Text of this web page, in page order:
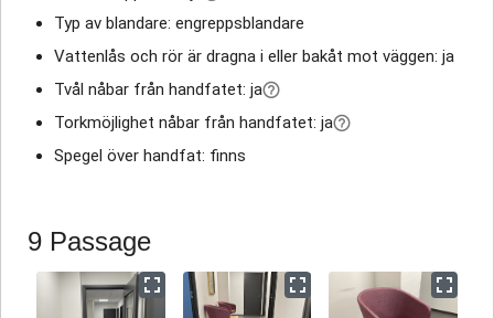
Typ av blandare: engreppsblandare
Vattenlås och rör är dragna i eller bakåt mot väggen: ja
Tvål nåbar från handfatet: ja
Torkmöjlighet nåbar från handfatet: ja
Spegel över handfat: finns
9 Passage